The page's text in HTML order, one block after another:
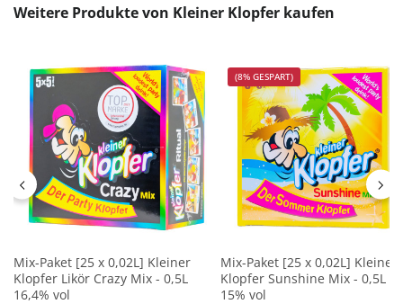
Produktgalerie überspringen
Weitere Produkte von Kleiner Klopfer kaufen
Mix-Paket [25 x 0,02L] Kleiner
Klopfer Likör Crazy Mix - 0,5L
16,4% vol
(8% GESPART)
Mix-Paket [25 x 0,02L] Kleiner
Klopfer Sunshine Mix - 0,5L
15% vol